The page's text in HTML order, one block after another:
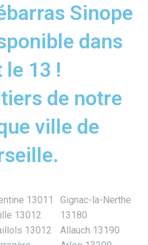
Sinope
dans
le 13 !
de notre
ville de
13011
13012
13012
Gignac-la-Nerthe
13180
Allauch 13190